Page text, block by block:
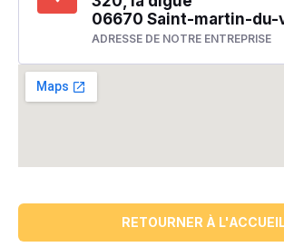
06670 Saint-martin-du-
ADRESSE DE NOTRE ENTREPRISE
RETOURNER À